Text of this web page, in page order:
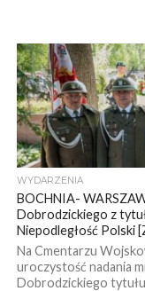
WYDARZENIA
BOCHNIA-
Dobrodzickiego z
Niepodległość Polski
Na Cmentarzu
uroczystość nadania
Dobrodzickiego